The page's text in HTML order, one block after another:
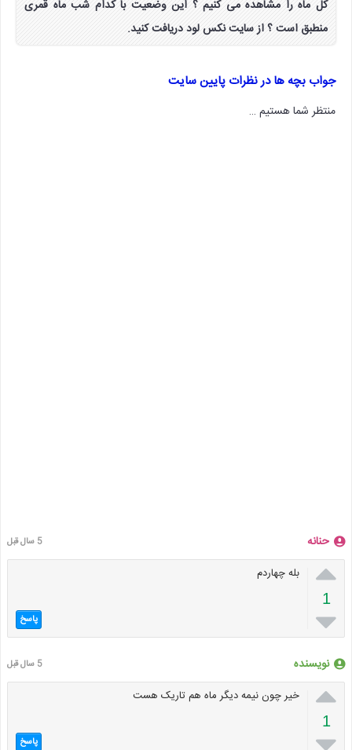
کل ماه را مشاهده می کنیم ؟ این وضعیت با کدام شب ماه قمری
منطبق است ؟ از سایت نکس لود دریافت کنید.
جواب بچه ها در نظرات پایین سایت
منتظر شما هستیم …
حنانه 5 سال قبل

1

بله چهاردم
پاسخ
نویسنده 5 سال قبل

1
خیر چون نیمه دیگر ماه هم تاریک هست
پاسخ